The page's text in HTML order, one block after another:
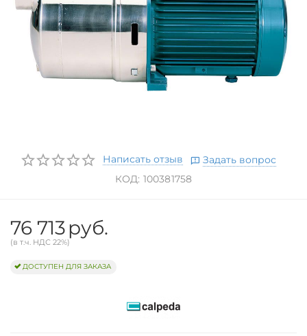
Написать отзыв
Задать вопрос
КОД: 100381758
76 713руб.
(в т.ч. НДС 22%)
ДОСТУПЕН ДЛЯ ЗАКАЗА